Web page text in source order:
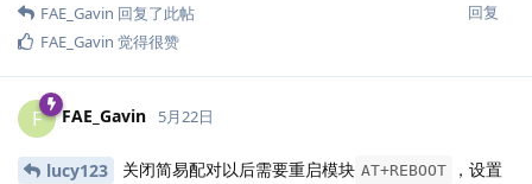
回复
FAE_Gavin 回复了此帖
FAE_Gavin 觉得很赞
F FAE_Gavin 5月22日
lucy123 关闭简易配对以后需要重启模块 AT+REBOOT
，设置